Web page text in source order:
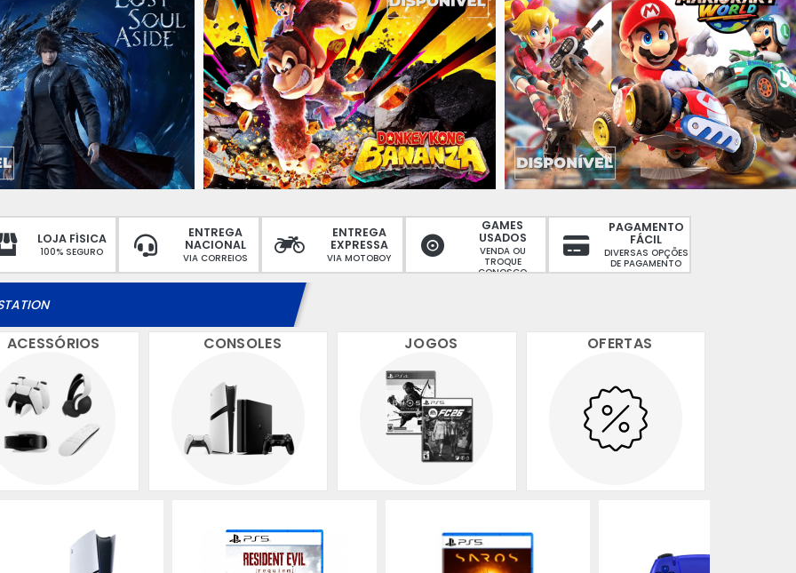
LOJA FÍSICA
100% SEGURO
ENTREGA
NACIONAL
VIA CORREIOS
ENTREGA
EXPRESSA
VIA MOTOBOY
GAMES
USADOS
VENDA OU
TROQUE
CONOSCO
PAGAMENTO
FÁCIL
DIVERSAS OPÇÕES
DE PAGAMENTO
ACESSÓRIOS CONSOLES JOGOS OFERTAS